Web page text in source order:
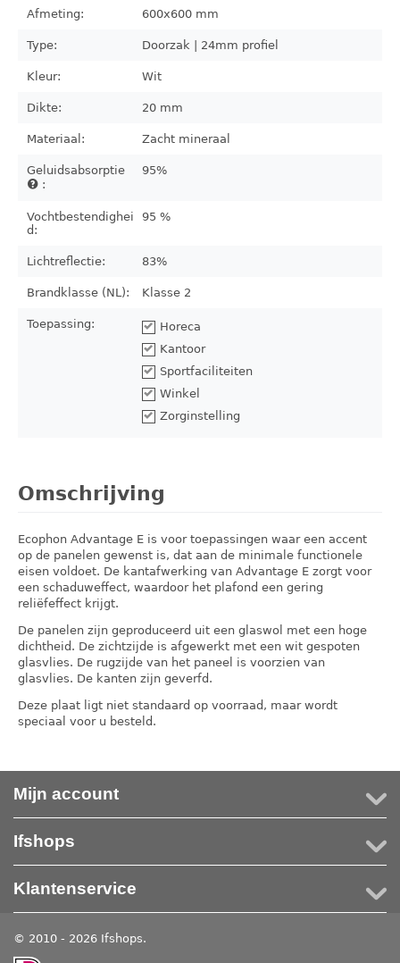
Afmeting: 600x600 mm
Type: Doorzak | 24mm profiel
Kleur: Wit
Dikte: 20 mm
Materiaal: Zacht mineraal
Geluidsabsorptie
:
95%
Vochtbestendighei
d:
95 %
Lichtreflectie: 83%
Brandklasse (NL): Klasse 2
Toepassing:
Horeca
Kantoor
Sportfaciliteiten
Winkel
Zorginstelling
Omschrijving
Ecophon Advantage E is voor toepassingen waar een accent
op de panelen gewenst is, dat aan de minimale functionele
eisen voldoet. De kantafwerking van Advantage E zorgt voor
een schaduweffect, waardoor het plafond een gering
reliëfeffect krijgt.
De panelen zijn geproduceerd uit een glaswol met een hoge
dichtheid. De zichtzijde is afgewerkt met een wit gespoten
glasvlies. De rugzijde van het paneel is voorzien van
glasvlies. De kanten zijn geverfd.
Deze plaat ligt niet standaard op voorraad, maar wordt
speciaal voor u besteld.
Mijn account
Ifshops
Klantenservice
© 2010 - 2026 Ifshops.